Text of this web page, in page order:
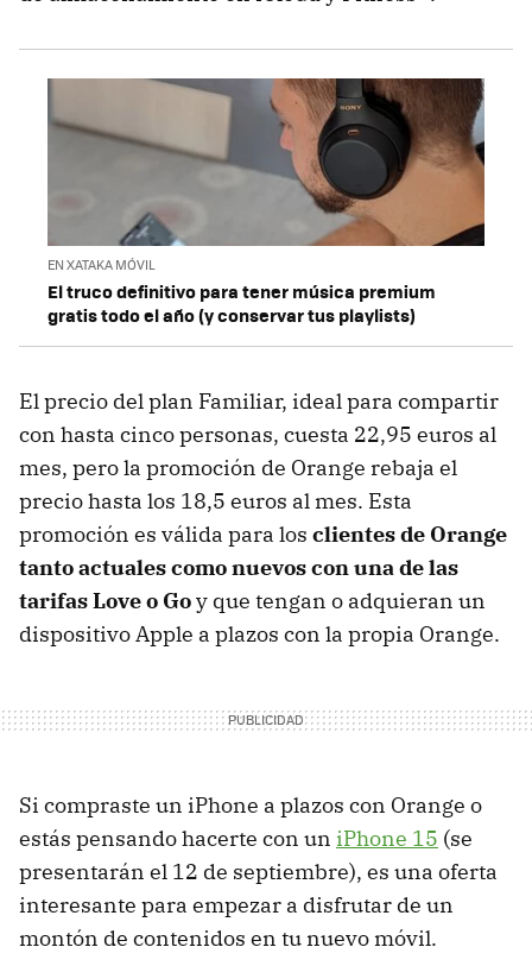
EN XATAKA MÓVIL
El truco definitivo para tener música premium
gratis todo el año (y conservar tus playlists)
El precio del plan Familiar, ideal para compartir
con hasta cinco personas, cuesta 22,95 euros al
mes, pero la promoción de Orange rebaja el
precio hasta los 18,5 euros al mes. Esta
promoción es válida para los clientes de Orange
tanto actuales como nuevos con una de las
tarifas Love o Goy que tengan o adquieran un
dispositivo Apple a plazos con la propia Orange.
Si compraste un iPhone a plazos con Orange o
estás pensando hacerte con un iPhone 15 (se
presentarán el 12 de septiembre), es una oferta
interesante para empezar a disfrutar de un
montón de contenidos en tu nuevo móvil.